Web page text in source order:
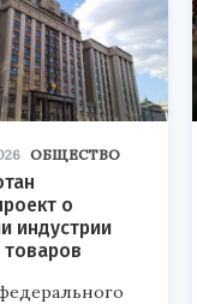
ОБЩЕСТВО
о
индустрии
товаров